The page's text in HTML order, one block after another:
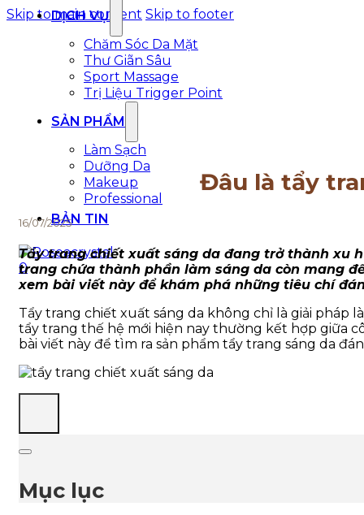
Skip to main content Skip to footer
DỊCH VỤ
Chăm Sóc Da Mặt
Thư Giãn Sâu
Sport Massage
Trị Liệu Trigger Point
SẢN PHẨM
Làm Sạch
Dưỡng Da
Makeup
Professional
BẢN TIN
0
Đâu là tẩy
16/07/2025
Tẩy trang chiết xuất sáng da đang trở thành xu
trang chứa thành phần làm sáng da còn mang
xem bài viết này để khám phá những tiêu chí
Tẩy trang chiết xuất sáng da không chỉ là giải pháp
tẩy trang thế hệ mới hiện nay thường kết hợp giữa
bài viết này để tìm ra sản phẩm tẩy trang sáng da
Mục lục